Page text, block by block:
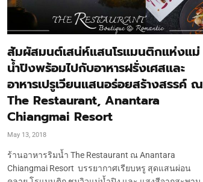
สัมผัสมนต์เสน่ห์แสนโรแมนติกแห่งแม่
น้ำปิงพร้อมไปกับอาหารฝรั่งเศสและ
อาหารเปรูเวียนแสนอร่อยสร้างสรรค์ ณ
The Restaurant, Anantara
Chiangmai Resort
May 13, 2018
ร้านอาหารริมน้ำ The Restaurant ณ Anantara
Chiangmai Resort บรรยากาศเรียบหรู สุดแสนผ่อน